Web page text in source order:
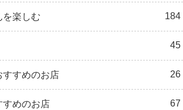
を楽しむ 184
45
すすめのお店 26
すめのお店 67